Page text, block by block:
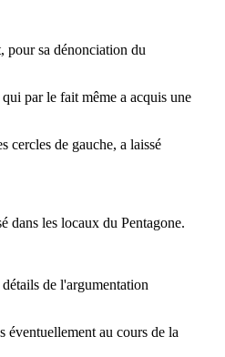
pour sa dénonciation du
par le fait même a acquis une
cercles de gauche, a laissé
dans les locaux du Pentagone.
de l'argumentation
éventuellement au cours de la